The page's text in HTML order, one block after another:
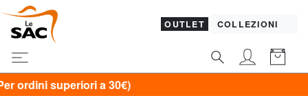
OUTLET COLLEZIONI
30€)